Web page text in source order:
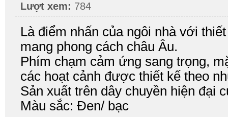
Lượt xem: 784
Là điểm nhấn của ngôi nhà với
mang phong cách châu Âu.
Phím chạm cảm ứng sang trọng,
các hoạt cảnh được thiết kế theo
Sản xuất trên dây chuyền hiện đại
Màu sắc: Đen/ bạc